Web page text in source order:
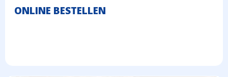
ONLINE BESTELLEN